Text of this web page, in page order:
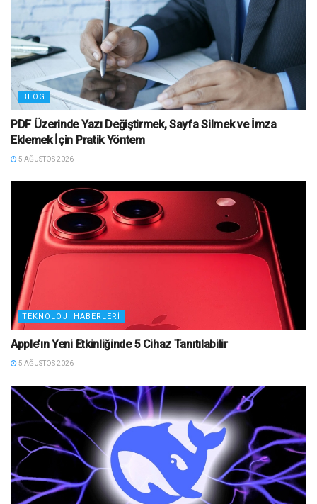
BLOG
PDF Üzerinde Yazı Değiştirmek, Sayfa Silmek ve İmza
Eklemek İçin Pratik Yöntem
5 AĞUSTOS 2026
TEKNOLOJI HABERLERI
Apple’ın Yeni Etkinliğinde 5 Cihaz Tanıtılabilir
5 AĞUSTOS 2026